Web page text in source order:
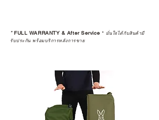
*FULL WARRANTY & After Service * มั่นใจได้กับสินค้ามี
รับประกัน พร้อมบริการหลังการขาย